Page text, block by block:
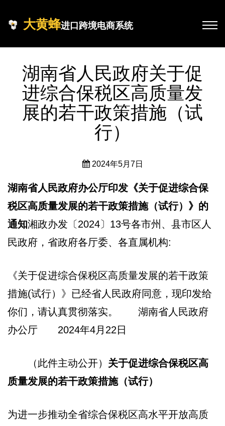
大黄蜂进口跨境电商系统
湖南省人民政府关于促
进综合保税区高质量发
展的若干政策措施（试
行）
2024年5月7日
湖南省人民政府办公厅印发《关于促进综合保
税区高质量发展的若干政策措施（试行）》的
通知湘政办发〔2024〕13号各市州、县市区人
民政府，省政府各厅委、各直属机构:
《关于促进综合保税区高质量发展的若干政策
措施(试行）》已经省人民政府同意，现印发给
你们，请认真贯彻落实。 湖南省人民政府
办公厅 2024年4月22日
（此件主动公开） 关于促进综合保税区高
质量发展的若干政策措施（试行）
为进一步推动全省综合保税区高水平开放高质